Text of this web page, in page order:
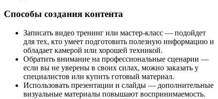
Способы создания контента
Записать видео тренинг или мастер-класс — подойдет
для тех, кто умеет подготовить полезную информацию и
обладает камерой или хорошей техникой.
Обратить внимание на профессиональные сценарии —
если вы не уверены в своих силах, можно заказать у
специалистов или купить готовый материал.
Использовать презентации и слайды — дополнительные
визуальные материалы повышают воспринимаемость.